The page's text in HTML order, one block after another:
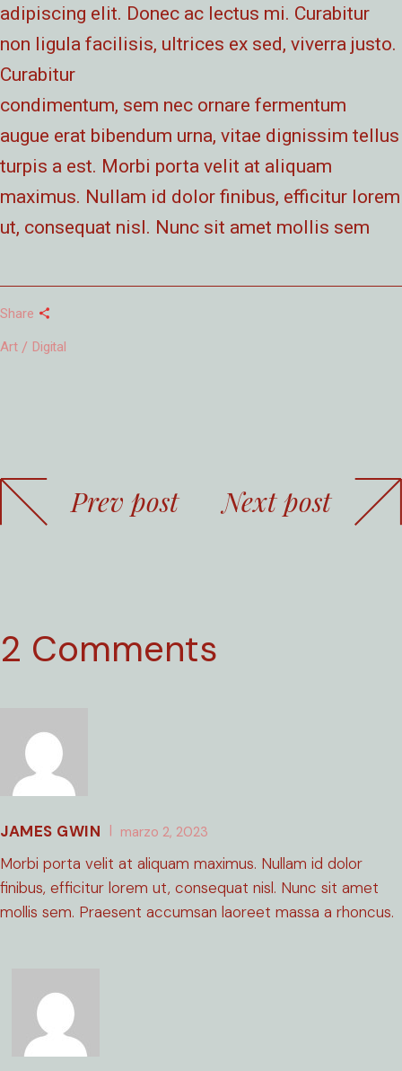
adipiscing elit. Donec ac lectus mi. Curabitur
non ligula facilisis, ultrices ex sed, viverra justo.
Curabitur
condimentum, sem nec ornare fermentum
augue erat bibendum urna, vitae dignissim tellus
turpis a est. Morbi porta velit at aliquam
maximus. Nullam id dolor finibus, efficitur lorem
ut, consequat nisl. Nunc sit amet mollis sem
Share
Art Digital
Prev post Next post
2 Comments
JAMES GWIN marzo 2, 2023
Morbi porta velit at aliquam maximus. Nullam id dolor
finibus, efficitur lorem ut, consequat nisl. Nunc sit amet
mollis sem. Praesent accumsan laoreet massa a rhoncus.